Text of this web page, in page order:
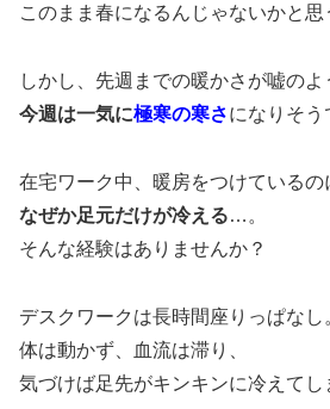
このまま春になるんじゃないかと思
しかし、先週までの暖かさが嘘のよ
今週は一気に極寒の寒さになりそう
在宅ワーク中、暖房をつけているの
なぜか足元だけが冷える…。
そんな経験はありませんか？
デスクワークは長時間座りっぱなし
体は動かず、血流は滞り、
気づけば足先がキンキンに冷えてし